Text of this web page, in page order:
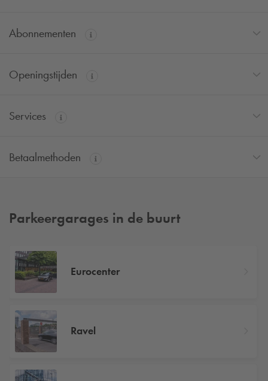
Abonnementen
Openingstijden
Services
Betaalmethoden
Parkeergarages in de buurt
Eurocenter
Ravel